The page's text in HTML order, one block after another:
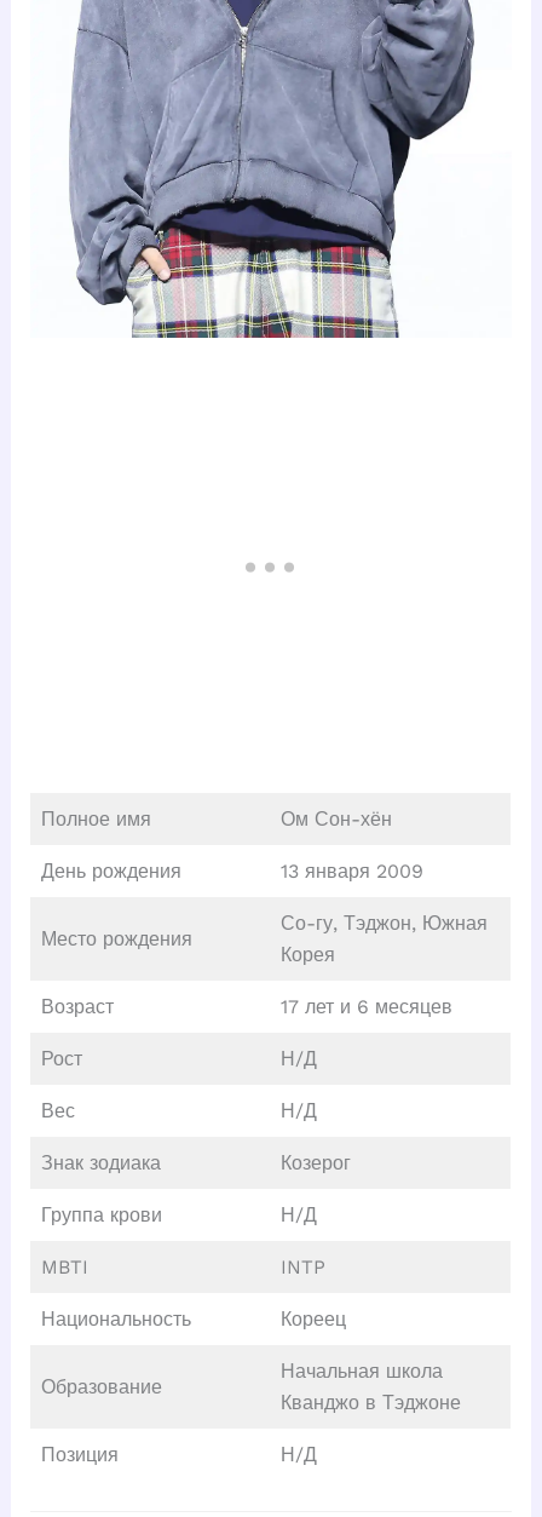
Полное имя Ом Сон-хён
День рождения 13 января 2009
Место рождения
Со-гу, Тэджон, Южная
Корея
Возраст 17 лет и 6 месяцев
Рост Н/Д
Вес Н/Д
Знак зодиака Козерог
Группа крови Н/Д
MBTI INTP
Национальность Кореец
Образование
Начальная школа
Кванджо в Тэджоне
Позиция Н/Д